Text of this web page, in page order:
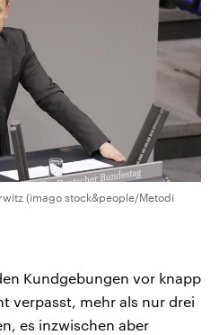
(imago stock&people/Metodi
Kundgebungen vor knapp
verpasst, mehr als nur drei
es inzwischen aber